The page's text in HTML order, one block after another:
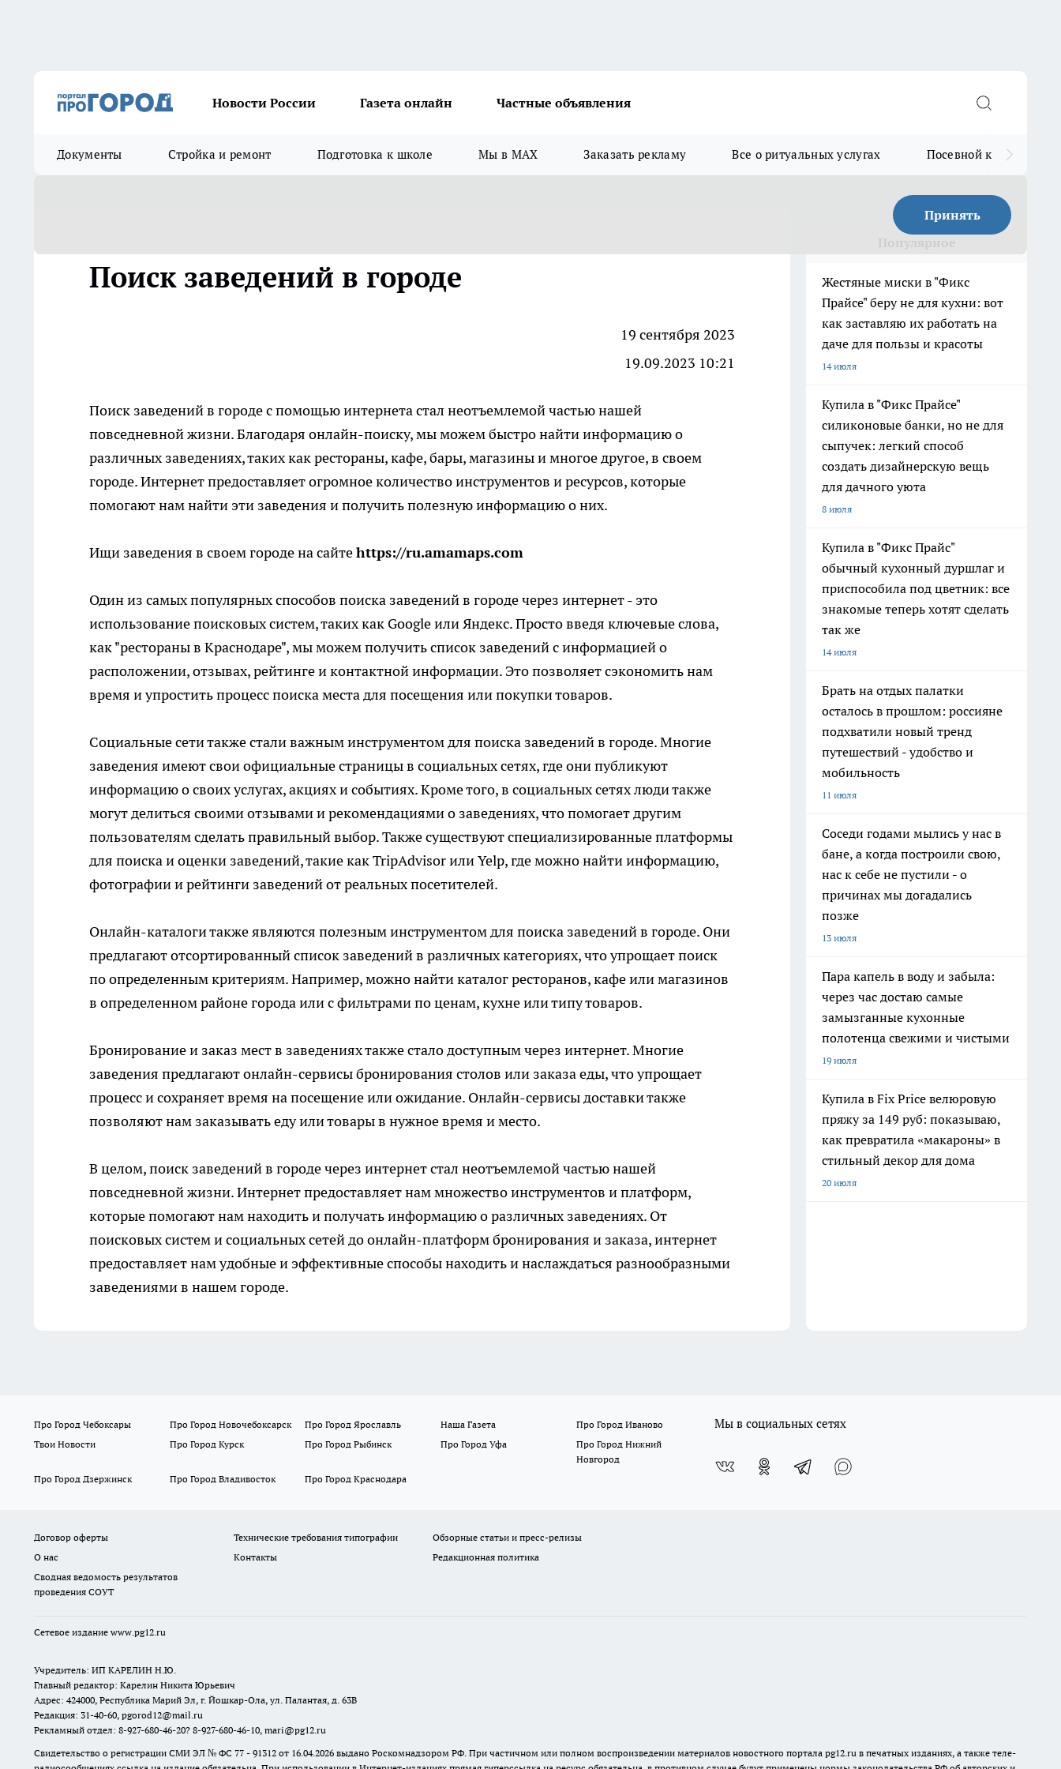
Новости России Газета онлайн Частные объявления
Документы Стройка и ремонт Подготовка к школе Мы в MAX Заказать рекламу Все о ритуальных услугах Посевной календарь
Принять
Поиск заведений в городе
19 сентября 2023
19.09.2023 10:21
Поиск заведений в городе с помощью интернета стал неотъемлемой частью нашей
повседневной жизни. Благодаря онлайн-поиску, мы можем быстро найти информацию о
различных заведениях, таких как рестораны, кафе, бары, магазины и многое другое, в своем
городе. Интернет предоставляет огромное количество инструментов и ресурсов, которые
помогают нам найти эти заведения и получить полезную информацию о них.
Ищи заведения в своем городе на сайтеhttps://ru.amamaps.com
Один из самых популярных способов поиска заведений в городе через интернет - это
использование поисковых систем, таких как Google или Яндекс. Просто введя ключевые слова,
как "рестораны в Краснодаре", мы можем получить список заведений с информацией о
расположении, отзывах, рейтинге и контактной информации. Это позволяет сэкономить нам
время и упростить процесс поиска места для посещения или покупки товаров.
Социальные сети также стали важным инструментом для поиска заведений в городе. Многие
заведения имеют свои официальные страницы в социальных сетях, где они публикуют
информацию о своих услугах, акциях и событиях. Кроме того, в социальных сетях люди также
могут делиться своими отзывами и рекомендациями о заведениях, что помогает другим
пользователям сделать правильный выбор. Также существуют специализированные платформы
для поиска и оценки заведений, такие как TripAdvisor или Yelp, где можно найти информацию,
фотографии и рейтинги заведений от реальных посетителей.
Oнлайн-каталоги также являются полезным инструментом для поиска заведений в городе. Они
предлагают отсортированный список заведений в различных категориях, что упрощает поиск
по определенным критериям. Например, можно найти каталог ресторанов, кафе или магазинов
в определенном районе города или с фильтрами по ценам, кухне или типу товаров.
Бронирование и заказ мест в заведениях также стало доступным через интернет. Многие
заведения предлагают онлайн-сервисы бронирования столов или заказа еды, что упрощает
процесс и сохраняет время на посещение или ожидание. Онлайн-сервисы доставки также
позволяют нам заказывать еду или товары в нужное время и место.
В целом, поиск заведений в городе через интернет стал неотъемлемой частью нашей
повседневной жизни. Интернет предоставляет нам множество инструментов и платформ,
которые помогают нам находить и получать информацию о различных заведениях. От
поисковых систем и социальных сетей до онлайн-платформ бронирования и заказа, интернет
предоставляет нам удобные и эффективные способы находить и наслаждаться разнообразными
заведениями в нашем городе.
Жестяные миски в "Фикс
Прайсе" беру не для кухни: вот
как заставляю их работать на
даче для пользы и красоты
14 июля
Купила в "Фикс Прайсе"
силиконовые банки, но не для
сыпучек: легкий способ
создать дизайнерскую вещь
для дачного уюта
8 июля
Купила в "Фикс Прайс"
обычный кухонный дуршлаг и
приспособила под цветник: все
знакомые теперь хотят сделать
так же
14 июля
Брать на отдых палатки
осталось в прошлом: россияне
подхватили новый тренд
путешествий - удобство и
мобильность
11 июля
Соседи годами мылись у нас в
бане, а когда построили свою,
нас к себе не пустили - о
причинах мы догадались
позже
13 июля
Пара капель в воду и забыла:
через час достаю самые
замызганные кухонные
полотенца свежими и чистыми
19 июля
Купила в Fix Price велюровую
пряжу за 149 руб: показываю,
как превратила «макароны» в
стильный декор для дома
20 июля
Про Город Чебоксары Про Город Новочебоксарск Про Город Ярославль Наша Газета
Про Город Иваново
Твои Новости
Про Город Курск Про Город Рыбинск Про Город Уфа
Про Город Нижний
Новгород
Про Город Дзержинск
Про Город Владивосток Про Город Краснодара
Мы в социальных сетях
Договор оферты Технические требования типографии
Обзорные статьи и пресс-релизы
О нас
Контакты
Редакционная политика
Сводная ведомость результатов
проведения СОУТ
Сетевое издание www.pg12.ru
Учредитель: ИП КАРЕЛИН Н.Ю.
Главный редактор: Карелин Никита Юрьевич
Адрес: 424000, Республика Марий Эл, г. Йошкар-Ола, ул. Палантая, д. 63В
Редакция: 31-40-60, pgorod12@mail.ru
Рекламный отдел: 8-927-680-46-20? 8-927-680-46-10, mari@pg12.ru
Свидетельство о регистрации СМИ ЭЛ № ФС 77 - 91312 от 16.04.2026 выдано Роскомнадзором РФ. При частичном или полном воспроизведении материалов новостного портала pg12.ru в печатных изданиях, а также теле-